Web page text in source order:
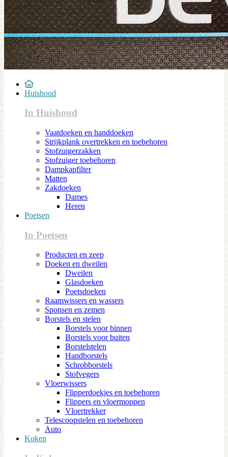
Huishoud
In Huishoud
Vaatdoeken en handdoeken
Strijkplank overtrekken en toebehoren
Stofzuigerzakken
Stofzuiger toebehoren
Dampkapfilter
Matten
Zakdoeken
Dames
Heren
Poetsen
In Poetsen
Producten en zeep
Doeken en dweilen
Dweilen
Glasdoeken
Poetsdoeken
Raamwissers en wassers
Sponsen en zemen
Borstels en stelen
Borstels voor binnen
Borstels voor buiten
Borstelstelen
Handborstels
Schrobborstels
Stofvegers
Vloerwissers
Flipperdoekjes en toebehoren
Flippers en vloermoppen
Vloertrekker
Telescoopstelen en toebehoren
Auto
Koken